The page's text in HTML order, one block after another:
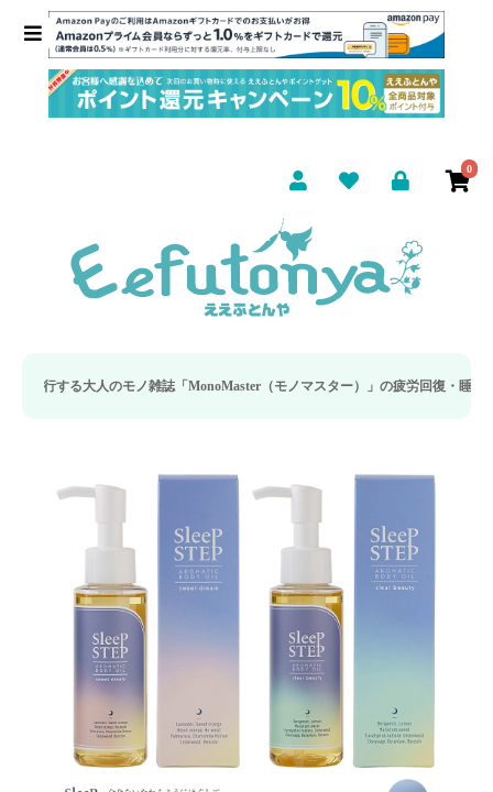
0
ノ雑誌「MonoMaster（モノマスター）」の疲労回復・睡眠の向上特集に当社の